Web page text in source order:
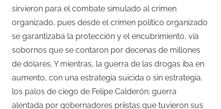
sirvieron para el combate simulado al crimen
organizado, pues desde el crimen político organizado
se garantizaba la protección y el encubrimiento, vía
sobornos que se contaron por decenas de millones
de dólares. Y mientras, la guerra de las drogas iba en
aumento, con una estrategia suicida o sin estrategia,
los palos de ciego de Felipe Calderón; guerra
alentada por gobernadores priistas que tuvieron sus